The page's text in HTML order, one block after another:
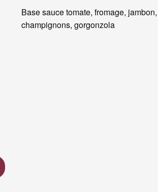
Base sauce tomate, fromage,
champignons, gorgonzola